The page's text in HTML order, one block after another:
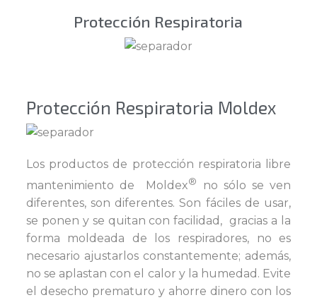
Protección Respiratoria
Protección Respiratoria Moldex
Los productos de protección respiratoria libre
mantenimiento de Moldex®
no sólo se ven
diferentes, son diferentes. Son fáciles de usar,
se ponen y se quitan con facilidad, gracias a la
forma moldeada de los respiradores, no es
necesario ajustarlos constantemente; además,
no se aplastan con el calor y la humedad. Evite
el desecho prematuro y ahorre dinero con los